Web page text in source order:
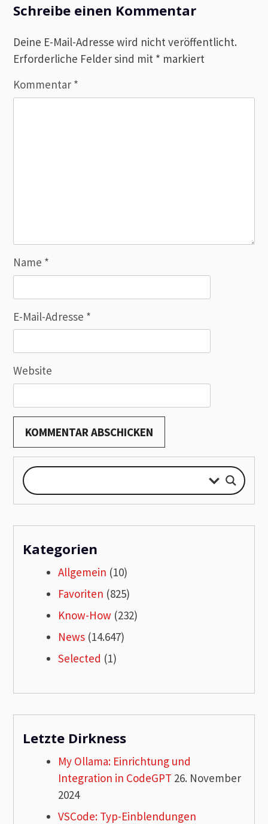
Schreibe einen Kommentar
Deine E-Mail-Adresse wird nicht veröffentlicht.
Erforderliche Felder sind mit * markiert
Kommentar *
Name *
E-Mail-Adresse *
Website
Kategorien
Allgemein (10)
Favoriten (825)
Know-How (232)
News (14.647)
Selected (1)
Letzte Dirkness
My Ollama: Einrichtung und
Integration in CodeGPT 26. November
2024
VSCode: Typ-Einblendungen